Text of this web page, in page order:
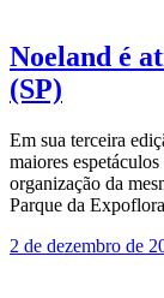
Noeland é
(SP)
Em sua terceira
maiores
organização da
Parque da
2 de dezembro de